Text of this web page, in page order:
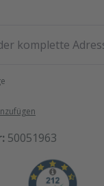
50051963